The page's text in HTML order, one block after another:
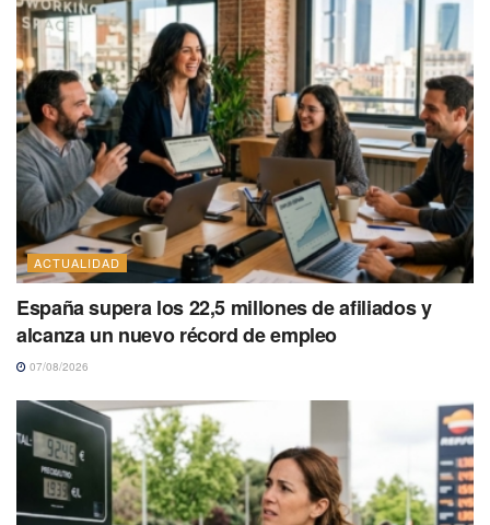
ACTUALIDAD
España supera los 22,5 millones de afiliados y
alcanza un nuevo récord de empleo
07/08/2026